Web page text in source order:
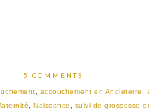
5 COMMENTS
accouchement en Angleterre
,Naissance suivi de grossesse